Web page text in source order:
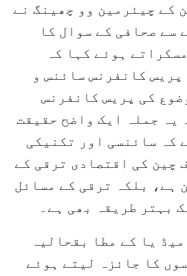
کے چیئرمین وو چھینگ نے
سے صحافی کے سوال کا
ہوئے کہا کہ
کانفرنس سائنس و
کی پریس کانفرنس
یہ جملہ ایک واضح حقیقت
کہ سائنسی اور تکنیکی
چین کی اقتصادی ترقی کے
ہے، بلکہ ترقی کے مسائل
بہتر طریقہ بھی ہے۔
یا کے مطا بقحالیہ
کا جائزہ لیتے ہوئے